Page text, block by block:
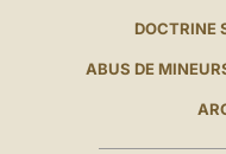
DOCTRINE
ABUS DE